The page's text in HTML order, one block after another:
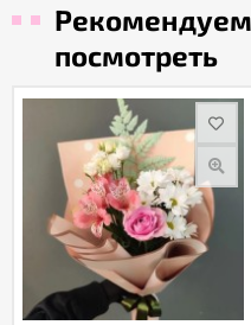
Рекомендуем
посмотреть